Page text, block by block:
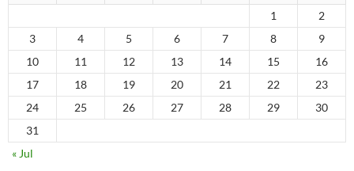
1
2
3
4 5 6 7 8
9
10
11 12 13 14 15
16
17
18 19 20 21 22
23
24
25 26 27 28 29
30
31
« Jul